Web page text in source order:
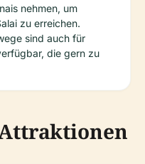
nehmen, um
zu erreichen.
sind auch für
die gern zu